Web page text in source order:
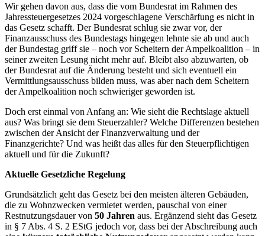
Wir gehen davon aus, dass die vom Bundesrat im Rahmen des
Jahressteuergesetzes 2024 vorgeschlagene Verschärfung es nicht in
das Gesetz schafft. Der Bundesrat schlug sie zwar vor, der
Finanzausschuss des Bundestags hingegen lehnte sie ab und auch
der Bundestag griff sie – noch vor Scheitern der Ampelkoalition – in
seiner zweiten Lesung nicht mehr auf. Bleibt also abzuwarten, ob
der Bundesrat auf die Änderung besteht und sich eventuell ein
Vermittlungsausschuss bilden muss, was aber nach dem Scheitern
der Ampelkoalition noch schwieriger geworden ist.
Doch erst einmal von Anfang an: Wie sieht die Rechtslage aktuell
aus? Was bringt sie dem Steuerzahler? Welche Differenzen bestehen
zwischen der Ansicht der Finanzverwaltung und der
Finanzgerichte? Und was heißt das alles für den Steuerpflichtigen
aktuell und für die Zukunft?
Aktuelle Gesetzliche Regelung
Grundsätzlich geht das Gesetz bei den meisten älteren Gebäuden,
die zu Wohnzwecken vermietet werden, pauschal von einer
Restnutzungsdauer von 50 Jahren aus. Ergänzend sieht das Gesetz
in § 7 Abs. 4 S. 2 EStG jedoch vor, dass bei der Abschreibung auch